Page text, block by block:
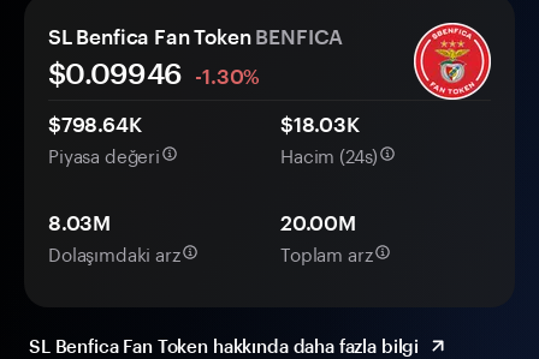
SL Benfica Fan Token BENFICA
$0.09946
-1.30%
$798.64K
Piyasa değeri
$18.03K
Hacim (24s)
8.03M
Dolaşımdaki arz
20.00M
Toplam arz
SL Benfica Fan Token hakkında daha fazla bilgi